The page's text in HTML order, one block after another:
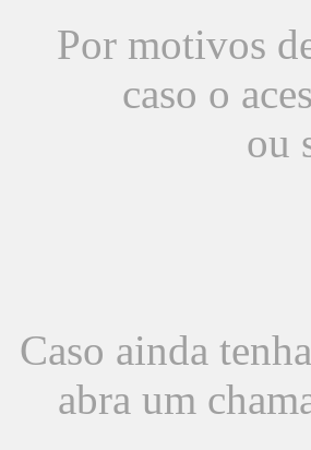
Por motivos
caso o
ou
Caso ainda
abra um